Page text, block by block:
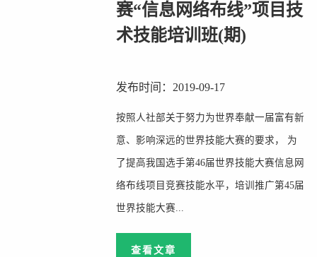
赛“信息网络布线”项目技
术技能培训班(期)
发布时间：2019-09-17
按照人社部关于努力为世界奉献一届富有新
意、影响深远的世界技能大赛的要求， 为
了提高我国选手第46届世界技能大赛信息网
络布线项目竞赛技能水平，培训推广第45届
世界技能大赛...
查看文章